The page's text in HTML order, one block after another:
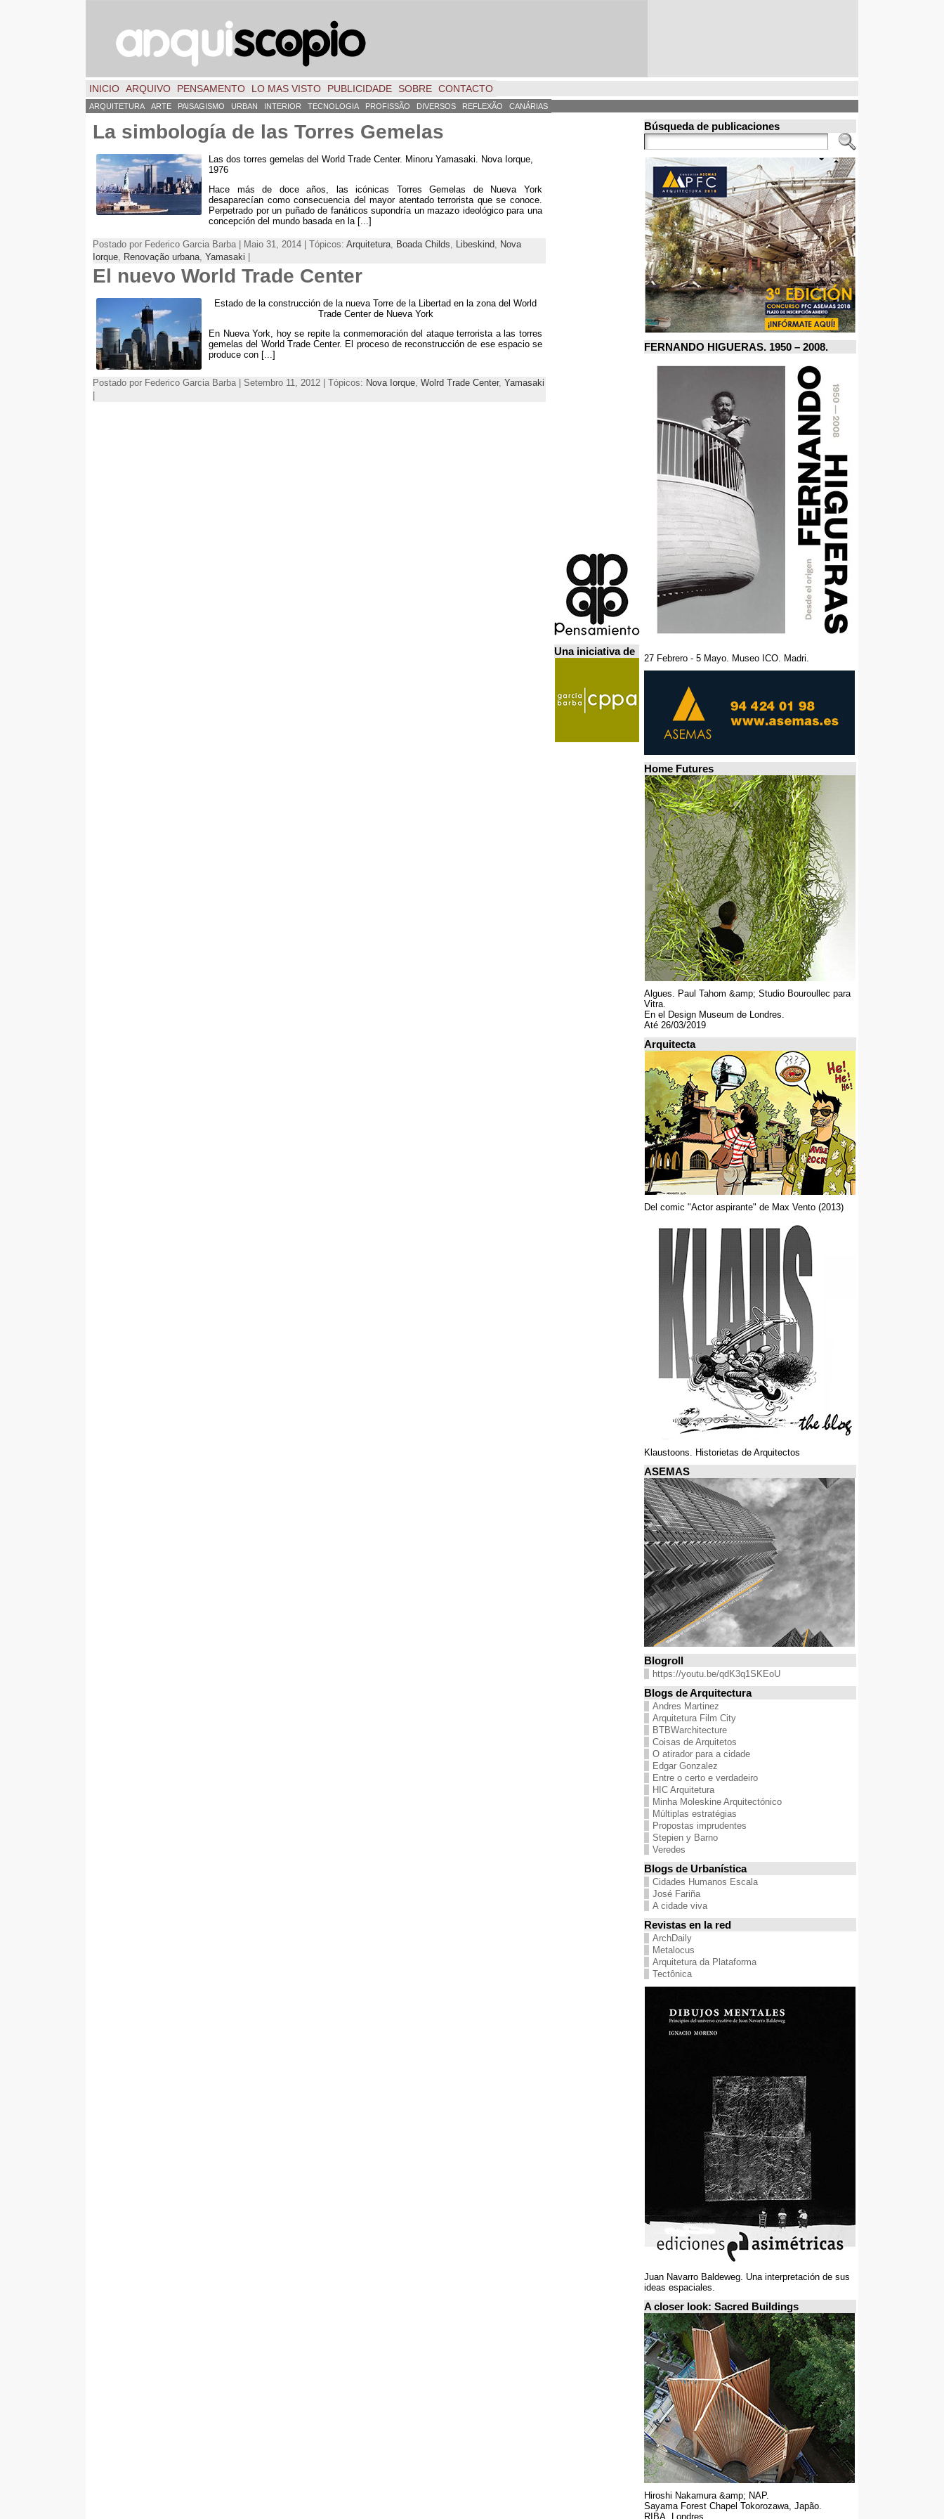
INICIO ARQUIVO PENSAMENTO LO MAS VISTO PUBLICIDADE SOBRE CONTACTO
ARQUITETURA ARTE PAISAGISMO URBAN INTERIOR TECNOLOGIA PROFISSÃO DIVERSOS REFLEXÃO CANÁRIAS
La simbología de las Torres Gemelas
Las dos torres gemelas del World Trade Center. Minoru Yamasaki . Nova Iorque,
1976
Hace más de doce años
las icónicas Torres Gemelas de Nueva York
desaparecían como consecuencia del mayor atentado terrorista que se conoce
Perpetrado por un puñado de fanáticos supondría un mazazo ideológico para una
concepción del mundo basada en la [...]
Postado por Federico Garcia Barba | Maio 31, 2014 | Tópicos: Arquitetura, Boada Childs, Libeskind, Nova
Iorque, Renovação urbana, Yamasaki
El nuevo World Trade Center
Estado de la construcción de la nueva Torre de la Libertad en la zona del World
Trade Center de Nueva York
En Nueva York
hoy se repite la conmemoración del ataque terrorista a las torres
gemelas del World Trade Center. El proceso de reconstrucción de ese espacio se
produce con [...]
Postado por Federico Garcia Barba | Setembro 11, 2012 | Tópicos: Nova Iorque, Wolrd Trade Center, Yamasaki
Una iniciativa de
Búsqueda de publicaciones
FERNANDO HIGUERAS. 1950 – 2008.
27 Febrero - 5 Mayo. Museo ICO. Madri.
Home Futures
Algues. Paul Tahom &amp; Studio Bouroullec para
Vitra.
En el Design Museum de Londres.
Até 26/03/2019
Arquitecta
Del comic "Actor aspirante" de Max Vento (2013)
Klaustoons. Historietas de Arquitectos
ASEMAS
Blogroll
https://youtu.be/qdK3q1SKEoU
Blogs de Arquitectura
Andres Martinez
Arquitetura Film City
BTBWarchitecture
Coisas de Arquitetos
O atirador para a cidade
Edgar Gonzalez
Entre o certo e verdadeiro
HIC Arquitetura
Minha Moleskine Arquitectónico
Múltiplas estratégias
Propostas imprudentes
Stepien y Barno
Veredes
Blogs de Urbanística
Cidades Humanos Escala
José Fariña
A cidade viva
Revistas en la red
ArchDaily
Metalocus
Arquitetura da Plataforma
Tectônica
Juan Navarro Baldeweg. Una interpretación de sus
ideas espaciales.
A closer look: Sacred Buildings
Hiroshi Nakamura &amp; NAP.
Sayama Forest Chapel Tokorozawa, Japão.
RIBA, Londres.